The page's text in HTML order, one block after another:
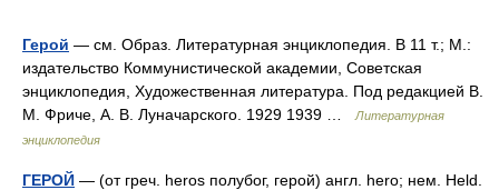
Герой — см. Образ. Литературная энциклопедия. В 11 т.; М.:
издательство Коммунистической академии, Советская
энциклопедия, Художественная литература. Под редакцией В.
М. Фриче, А. В. Луначарского. 1929 1939 …
Литературная
энциклопедия
ГЕРОЙ — (от греч. heros полубог, герой) англ. hero; нем. Held.